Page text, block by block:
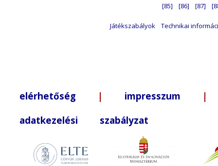
[85]
[86] [87]
Játékszabályok Technikai
elérhetőség | impresszum |
adatkezelési szabályzat